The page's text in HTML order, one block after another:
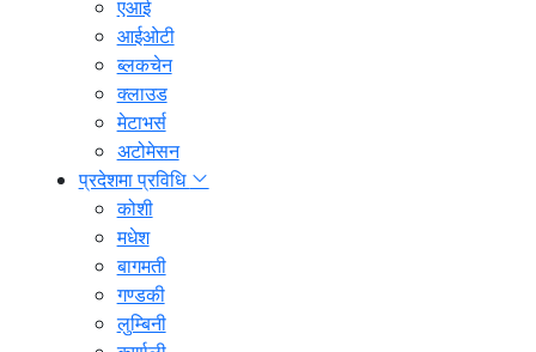
एआई
आईओटी
ब्लकचेन
क्लाउड
मेटाभर्स
अटोमेसन
प्रदेशमा प्रविधि
कोशी
मधेश
बागमती
गण्डकी
लुम्बिनी